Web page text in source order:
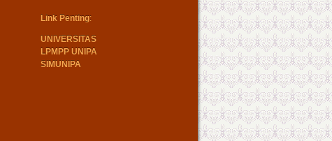
Link Penting:
UNIVERSITAS
LPMPP UNIPA
SIMUNIPA